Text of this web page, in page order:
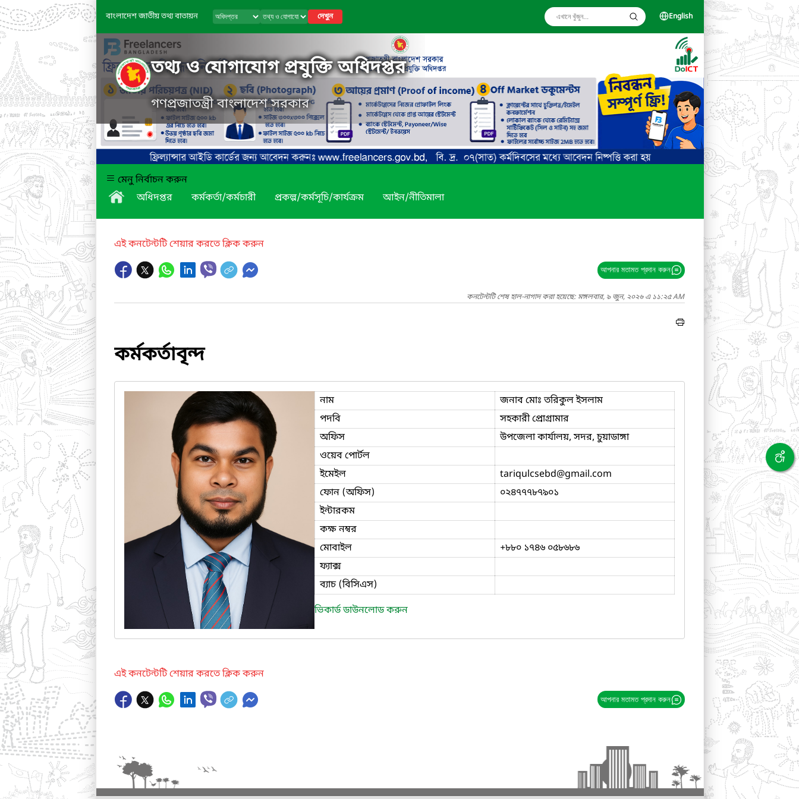
বাংলাদেশ জাতীয় তথ্য বাতায়ন দেখুন English
তথ্য ও যোগাযোগ প্রযুক্তি অধিদপ্তর
গণপ্রজাতন্ত্রী বাংলাদেশ সরকার
মেনু নির্বাচন করুন
অধিদপ্তর
কর্মকর্তা/কর্মচারী প্রকল্প/কর্মসূচি/কার্যক্রম আইন/নীতিমালা
এই কনটেন্টটি শেয়ার করতে ক্লিক করুন
আপনার মতামত প্রদান করুন
কনটেন্টটি শেষ হাল-নাগাদ করা হয়েছে: মঙ্গলবার, ৯ জুন, ২০২৬ এ ১১:২৫ AM
কর্মকর্তাবৃন্দ
নাম
জনাব মোঃ তরিকুল ইসলাম
পদবি
সহকারী প্রোগ্রামার
অফিস
উপজেলা কার্যালয়, সদর, চুয়াডাঙ্গা
ওয়েব পোর্টল
ইমেইল
tariqulcsebd@gmail.com
ফোন (অফিস)
০২৪৭৭৭৮৭৯০১
ইন্টারকম
কক্ষ নম্বর
মোবাইল
+৮৮০ ১৭৪৬ ০৫৮৬৮৬
ফ্যাক্স
ব্যাচ (বিসিএস)
ভিকার্ড ডাউনলোড করুন
এই কনটেন্টটি শেয়ার করতে ক্লিক করুন
আপনার মতামত প্রদান করুন